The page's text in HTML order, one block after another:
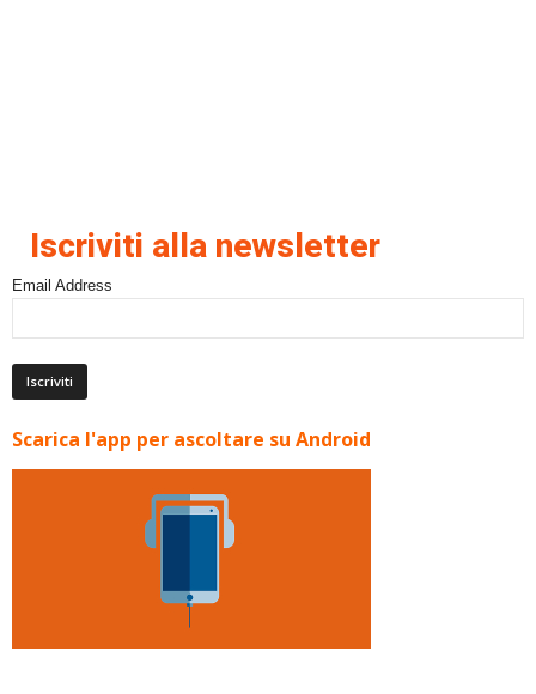
Iscriviti alla newsletter
Email Address
Scarica l'app per ascoltare su Android